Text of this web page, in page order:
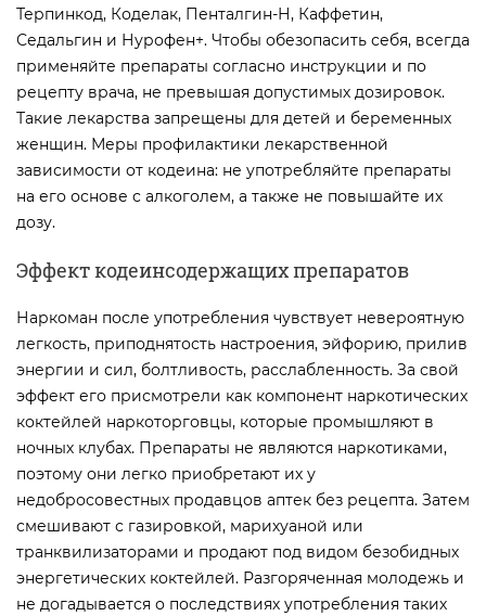
Терпинкод, Коделак, Пенталгин-Н, Каффетин,
Седальгин и Нурофен+. Чтобы обезопасить себя, всегда
применяйте препараты согласно инструкции и по
рецепту врача, не превышая допустимых дозировок.
Такие лекарства запрещены для детей и беременных
женщин. Меры профилактики лекарственной
зависимости от кодеина: не употребляйте препараты
на его основе с алкоголем, а также не повышайте их
дозу.
Эффект кодеинсодержащих препаратов
Наркоман после употребления чувствует невероятную
легкость, приподнятость настроения, эйфорию, прилив
энергии и сил, болтливость, расслабленность. За свой
эффект его присмотрели как компонент наркотических
коктейлей наркоторговцы, которые промышляют в
ночных клубах. Препараты не являются наркотиками,
поэтому они легко приобретают их у
недобросовестных продавцов аптек без рецепта. Затем
смешивают с газировкой, марихуаной или
транквилизаторами и продают под видом безобидных
энергетических коктейлей. Разгоряченная молодежь и
не догадывается о последствиях употребления таких